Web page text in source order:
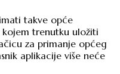
takve opće
trenutku uložiti
za primanje općeg
aplikacije više neće